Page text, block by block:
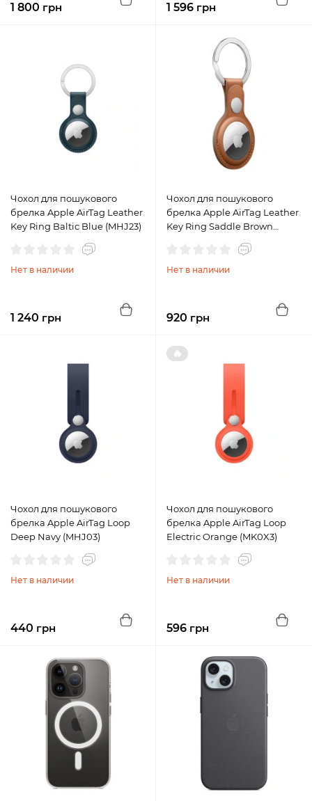
1 800 грн 1 596 грн
Чохол для пошукового
брелка Apple AirTag Leather
Key Ring Baltic Blue (MHJ23)
Нет в наличии
1 240 грн
Чохол для пошукового
брелка Apple AirTag Leather
Key Ring Saddle Brown
Нет в наличии
920 грн
Чохол для пошукового
брелка Apple AirTag Loop
Deep Navy (MHJ03)
Нет в наличии
440 грн
🔥
Чохол для пошукового
брелка Apple AirTag Loop
Electric Orange (MK0X3)
Нет в наличии
596 грн